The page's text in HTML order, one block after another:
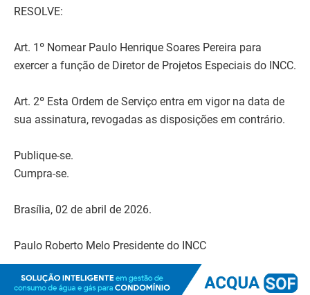
RESOLVE:
Art. 1º Nomear Paulo Henrique Soares Pereira para
exercer a função de Diretor de Projetos Especiais do INCC.
Art. 2º Esta Ordem de Serviço entra em vigor na data de
sua assinatura, revogadas as disposições em contrário.
Publique-se.
Cumpra-se.
Brasília, 02 de abril de 2026.
Paulo Roberto Melo Presidente do INCC